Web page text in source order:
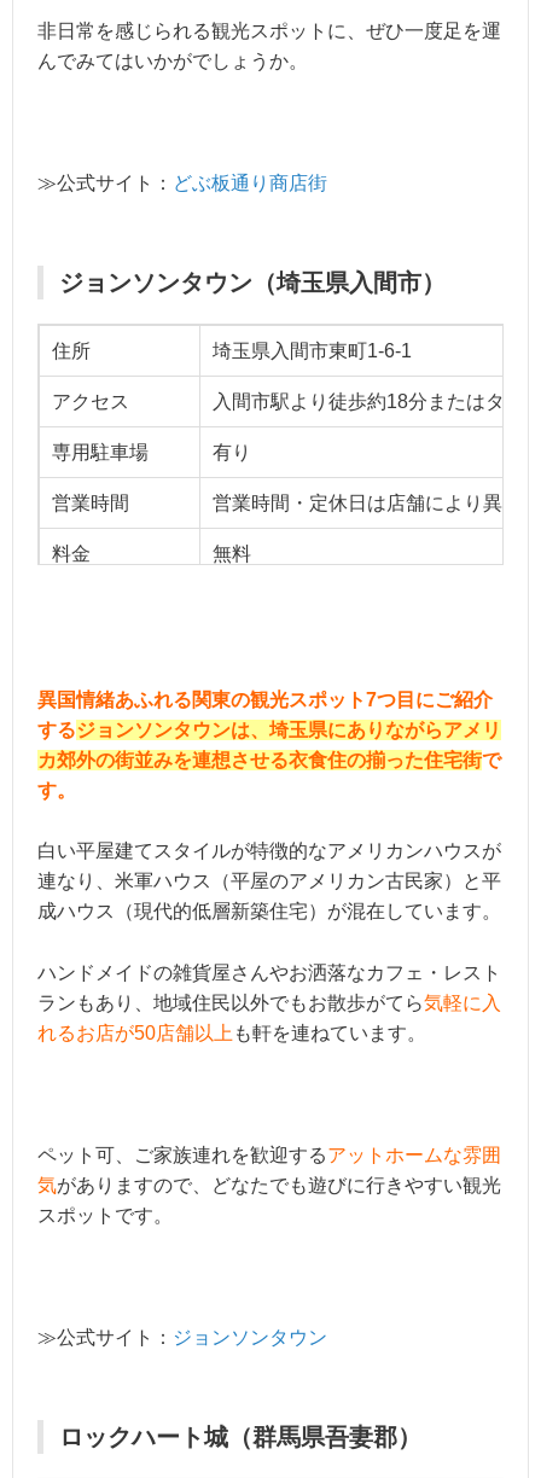
非日常を感じられる観光スポットに、ぜひ一度足を運
んでみてはいかがでしょうか。
≫公式サイト： どぶ板通り商店街
ジョンソンタウン（埼玉県入間市）
住所 埼玉県入間市東町1-6-1
アクセス 入間市駅より徒歩約18分またはタク
専用駐車場 有り
営業時間 営業時間・定休日は店舗により異なる
料金 無料
異国情緒あふれる関東の観光スポット7つ目にご紹介
するジョンソンタウンは、埼玉県にありながらアメリ
カ郊外の街並みを連想させる衣食住の揃った住宅街で
す。
白い平屋建てスタイルが特徴的なアメリカンハウスが
連なり、米軍ハウス（平屋のアメリカン古民家）と平
成ハウス（現代的低層新築住宅）が混在しています。
ハンドメイドの雑貨屋さんやお洒落なカフェ・レスト
ランもあり、地域住民以外でもお散歩がてら気軽に入
れるお店が50店舗以上 も軒を連ねています。
ペット可、ご家族連れを歓迎するアットホームな雰囲
気がありますので、どなたでも遊びに行きやすい観光
スポットです。
≫公式サイト： ジョンソンタウン
ロックハート城（群馬県吾妻郡）